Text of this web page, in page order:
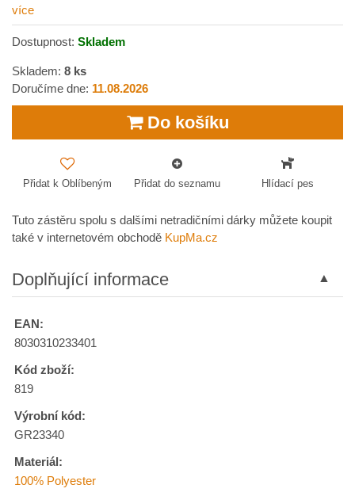
více
Dostupnost: Skladem
Skladem: 8 ks
Doručíme dne: 11.08.2026
Do košíku
Přidat k Oblíbeným Přidat do seznamu Hlídací pes
Tuto zástěru spolu s dalšími netradičními dárky můžete koupit
také v internetovém obchodě KupMa.cz
Doplňující informace
EAN:
8030310233401
Kód zboží:
819
Výrobní kód:
GR23340
Materiál:
100% Polyester